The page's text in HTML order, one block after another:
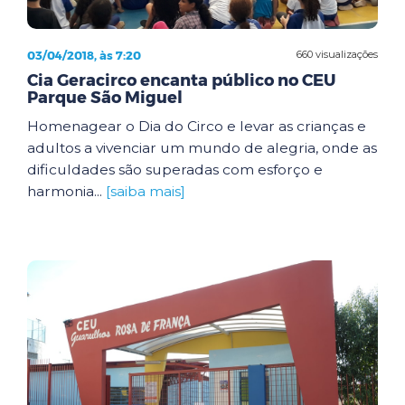
660 visualizações
03/04/2018, às 7:20
Cia Geracirco encanta público no CEU
Parque São Miguel
Homenagear o Dia do Circo e levar as crianças e
adultos a vivenciar um mundo de alegria, onde as
dificuldades são superadas com esforço e
harmonia... [saiba mais]